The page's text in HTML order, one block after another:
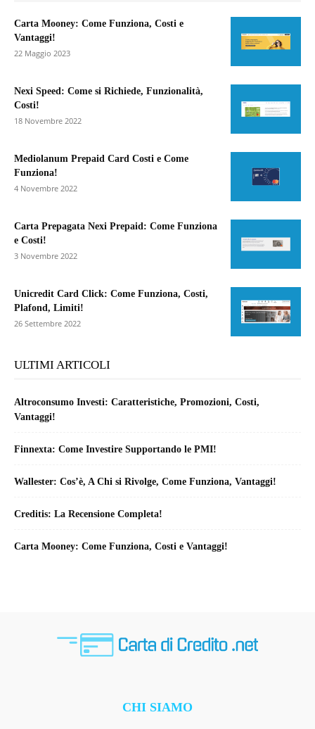
Carta Mooney: Come Funziona, Costi e
Vantaggi!
22 Maggio 2023
Nexi Speed: Come si Richiede, Funzionalità,
Costi!
18 Novembre 2022
Mediolanum Prepaid Card Costi e Come
Funziona!
4 Novembre 2022
Carta Prepagata Nexi Prepaid: Come Funziona
e Costi!
3 Novembre 2022
Unicredit Card Click: Come Funziona, Costi,
Plafond, Limiti!
26 Settembre 2022
ULTIMI ARTICOLI
Altroconsumo Investi: Caratteristiche, Promozioni, Costi,
Vantaggi!
Finnexta: Come Investire Supportando le PMI!
Wallester: Cos’è, A Chi si Rivolge, Come Funziona, Vantaggi!
Creditis: La Recensione Completa!
Carta Mooney: Come Funziona, Costi e Vantaggi!
CHI SIAMO